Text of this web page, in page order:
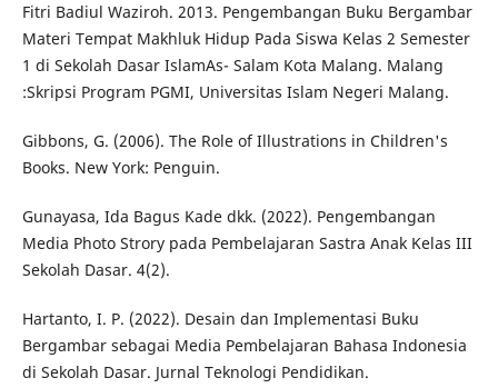
Fitri Badiul Waziroh. 2013. Pengembangan Buku Bergambar
Materi Tempat Makhluk Hidup Pada Siswa Kelas 2 Semester
1 di Sekolah Dasar IslamAs- Salam Kota Malang. Malang
:Skripsi Program PGMI, Universitas Islam Negeri Malang.
Gibbons, G. (2006). The Role of Illustrations in Children's
Books. New York: Penguin.
Gunayasa, Ida Bagus Kade dkk. (2022). Pengembangan
Media Photo Strory pada Pembelajaran Sastra Anak Kelas III
Sekolah Dasar. 4(2).
Hartanto, I. P. (2022). Desain dan Implementasi Buku
Bergambar sebagai Media Pembelajaran Bahasa Indonesia
di Sekolah Dasar. Jurnal Teknologi Pendidikan.